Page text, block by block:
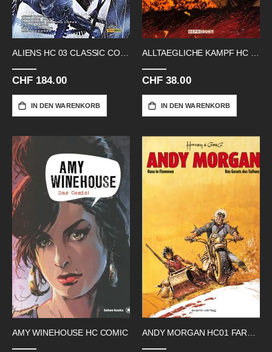
ALIENS HC 03 CLASSIC COLLECTION
CHF 184.00
IN DEN WARENKORB
CHF 38.00
IN DEN WARENKORB
AMY WINEHOUSE HC COMIC